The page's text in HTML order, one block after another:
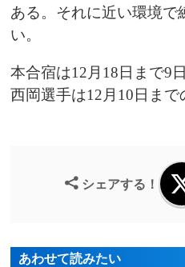
ある。それに近い環境で
い。
本合宿は12月18日まで9
西岡選手は12月10日まで
シェアする！
あわせて読みたい